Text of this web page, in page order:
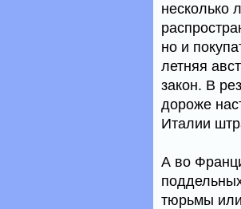
несколько
но и
летняя
закон. В
дороже
Италии
А во
тюрьмы